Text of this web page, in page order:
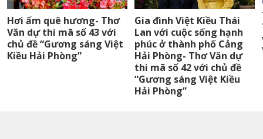
Hơi ấm quê hương- Thơ
Văn dự thi mã số 43 với
chủ đề “Gương sáng Việt
Kiều Hải Phòng”
Gia đình Việt Kiều Thái
Lan với cuộc sống hạnh
phúc ở thành phố Cảng
Hải Phòng- Thơ Văn dự
thi mã số 42 với chủ đề
“Gương sáng Việt Kiều
Hải Phòng”